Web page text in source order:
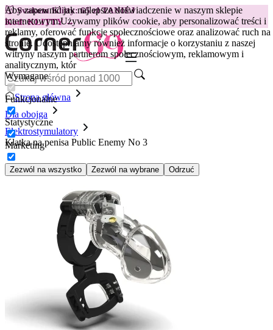
Aby zapewnić jak najlepsze doświadczenie w naszym sklepie
internetowym.Używamy plików cookie, aby personalizować treści i
reklamy, oferować funkcje społecznościowe oraz analizować ruch na
stronie. Udostępniamy również informacje o korzystaniu z naszej
witryny naszym partnerom społecznościowym, reklamowym i
analitycznym, któr
Wymagane
Funkcjonalne
Statystyczne
Marketing
Zezwól na wszystko Zezwól na wybrane Odrzuć
😽Svakom Klitty: 65 zł TANIEJ
Kod: KLITTY →
Strona główna
Dla obojga
Elektrostymulatory
Klatka na penisa Public Enemy No 3